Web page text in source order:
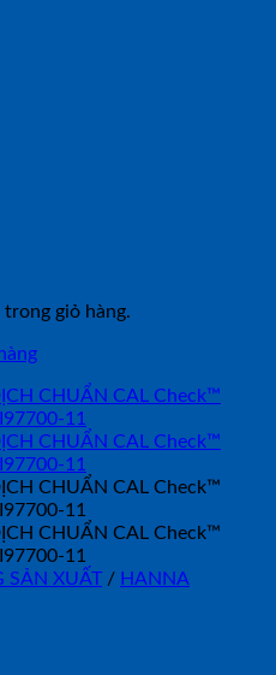
giỏ hàng.
SẢN XUẤT / HANNA